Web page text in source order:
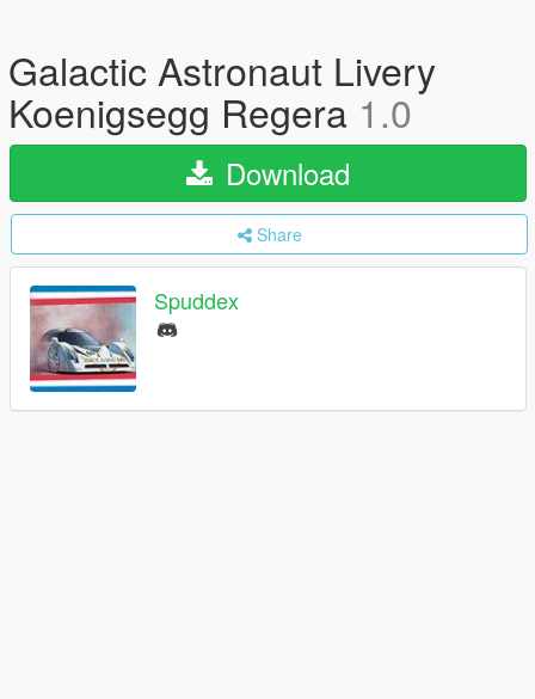
Galactic Astronaut Livery
Koenigsegg Regera 1.0
Download
Share
Spuddex